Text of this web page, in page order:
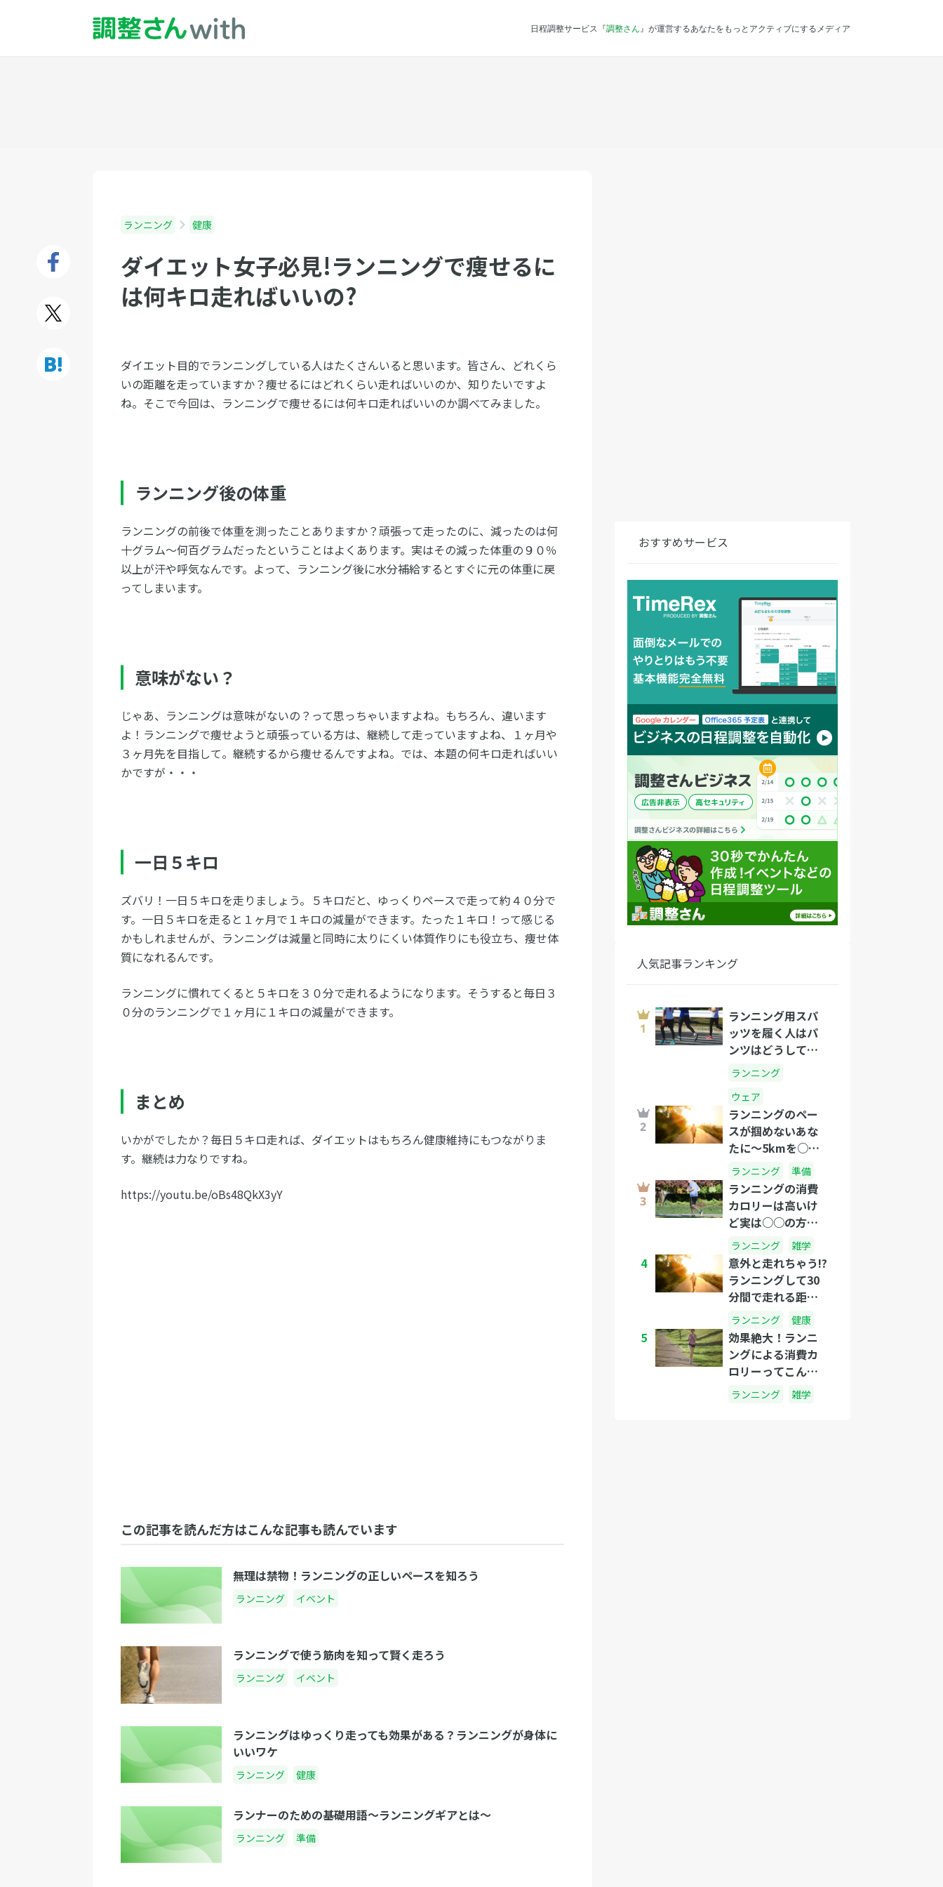
日程調整サービス『調整さん 』が運営するあなたをもっとアクティブにするメディア
ランニング 健康
ダイエット女子必見!ランニングで痩せるに
は何キロ走ればいいの?
ダイエット目的でランニングしている人はたくさんいると思います。皆さん、どれくら
いの距離を走っていますか？痩せるにはどれくらい走ればいいのか、知りたいですよ
ね。そこで今回は、ランニングで痩せるには何キロ走ればいいのか調べてみました。
ランニング後の体重
ランニングの前後で体重を測ったことありますか？頑張って走ったのに、減ったのは何
十グラム～何百グラムだったということはよくあります。実はその減った体重の９０％
以上が汗や呼気なんです。よって、ランニング後に水分補給するとすぐに元の体重に戻
ってしまいます。
意味がない？
じゃあ、ランニングは意味がないの？って思っちゃいますよね。もちろん、違います
よ！ランニングで痩せようと頑張っている方は、継続して走っていますよね、１ヶ月や
３ヶ月先を目指して。継続するから痩せるんですよね。では、本題の何キロ走ればいい
かですが・・・
一日５キロ
ズバリ！一日５キロを走りましょう。５キロだと、ゆっくりペースで走って約４０分で
す。一日５キロを走ると１ヶ月で１キロの減量ができます。たった１キロ！って感じる
かもしれませんが、ランニングは減量と同時に太りにくい体質作りにも役立ち、痩せ体
質になれるんです。
ランニングに慣れてくると５キロを３０分で走れるようになります。そうすると毎日３
０分のランニングで１ヶ月に１キロの減量ができます。
まとめ
いかがでしたか？毎日５キロ走れば、ダイエットはもちろん健康維持にもつながりま
す。継続は力なりですね。
https://youtu.be/oBs48QkX3yY
この記事を読んだ方はこんな記事も読んでいます
無理は禁物！ランニングの正しいペースを知ろう
ランニング イベント
ランニングで使う筋肉を知って賢く走ろう
ランニング イベント
ランニングはゆっくり走っても効果がある？ランニングが身体に
いいワケ
ランニング 健康
ランナーのための基礎用語〜ランニングギアとは〜
ランニング 準備
おすすめサービス
人気記事ランキング
ランニング用スパ
ッツを履く人はパ
ンツはどうして
る？
ランニング
ウェア
ランニングのペー
スが掴めないあな
たに～5kmを○分
のタイムで走れた
らプロ級です!～
ランニング 準備
ランニングの消費
カロリーは高いけ
ど実は○○の方が
すごい！？
ランニング 雑学
4
意外と走れちゃう!?
ランニングして30
分間で走れる距離
はどれくらい?
ランニング 健康
5
効果絶大！ランニ
ングによる消費カ
ロリーってこんな
にすごかった
ランニング 雑学